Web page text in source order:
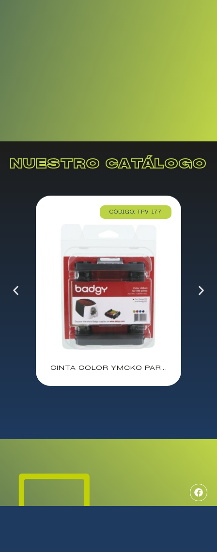
NUESTRO CATÁLOGO
CÓDIGO: TPV 177
CINTA COLOR YMCKO PARA 100 IMPRESIONES PARA EVOLIS BADGY P/N: CBGR0100C